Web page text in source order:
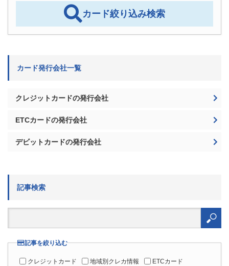
カード絞り込み検索
カード発行会社一覧
クレジットカードの発行会社
ETCカードの発行会社
デビットカードの発行会社
記事検索
検
記事を絞り込む
クレジットカード 地域別クレカ情報
ETCカード